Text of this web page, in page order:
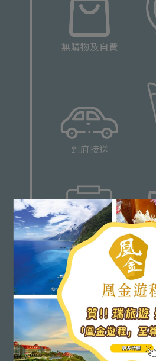
無購物及自費
到府接送
健康管理
專屬旅僕服務